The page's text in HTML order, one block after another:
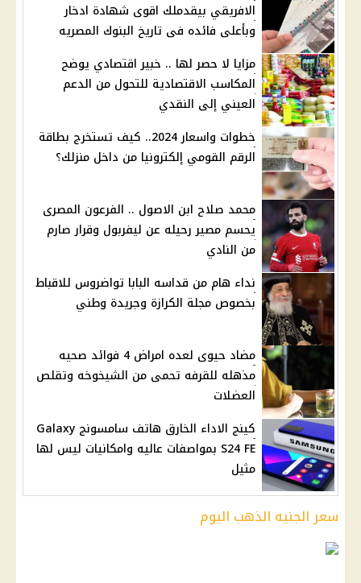
الافريقي بيقدملك اقوى شهادة ادخار
وبأعلى فائده فى تاريخ البنوك المصريه
مزايا لا حصر لها .. خبير اقتصادي يوضح
المكاسب الاقتصادية للتحول من الدعم
العيني إلى النقدي
خطوات واسعار 2024.. كيف تستخرج بطاقة
الرقم القومي إلكترونيا من داخل منزلك؟
محمد صلاح ابن الاصول .. الفرعون المصرى
يحسم مصير رحيله عن ليفربول وقرار صارم
من النادي
نداء هام من قداسه البابا تواضروس للاقباط
بخصوص مجلة الكرازة وجريدة وطني
مضاد حيوى لعده امراض 4 فوائد صحيه
مذهله للقرفه تحمى من الشيخوخه وتقلص
العضلات
كينج الاداء الخارق هاتف سامسونج Galaxy
S24 FE بمواصفات عاليه وامكانيات ليس لها
مثيل
سعر الجنيه الذهب اليوم